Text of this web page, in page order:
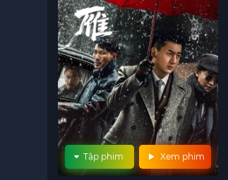
Xem phim
Tập phim